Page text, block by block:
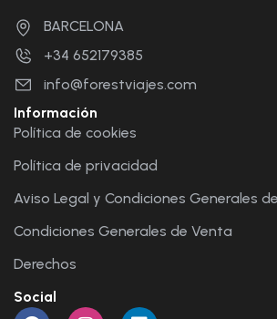
BARCELONA
+34 652179385
info@forestviajes.com
Información
Política de cookies
Política de privacidad
Aviso Legal y Condiciones Generales
Condiciones Generales de Venta
Derechos
Social